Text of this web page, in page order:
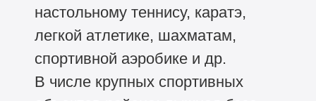
настольному теннису, каратэ,
легкой атлетике, шахматам,
спортивной аэробике и др.
В числе крупных спортивных